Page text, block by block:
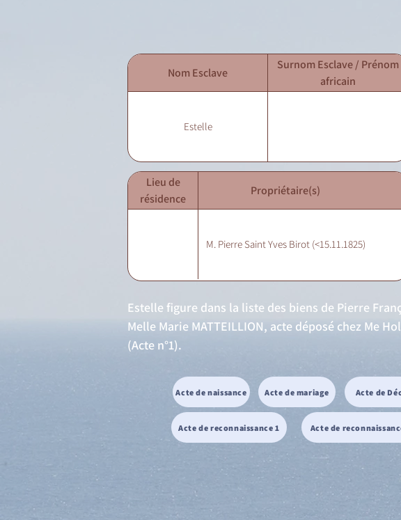
Nom Esclave
Surnom Esclave / Prénom
africain
Estelle
Lieu de
résidence
Propriétaire(s)
M. Pierre Saint Yves Birot (<15.11.1825)
Estelle figure dans la liste des biens de Pierre
Melle Marie MATTEILLION, acte déposé chez Me
(Acte n°1).
Acte de naissance Acte de mariage Acte de
Acte de reconnaissance 1 Acte de